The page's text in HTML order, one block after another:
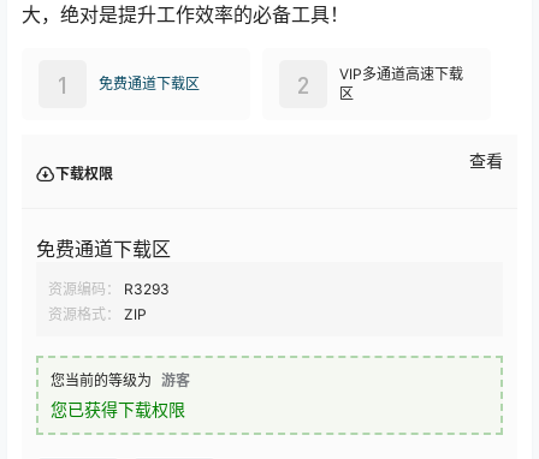
大，绝对是提升工作效率的必备工具！
免费通道下载区
1
VIP多通道高速下载
区
2
下载权限
查看
免费通道下载区
资源编码：
R3293
资源格式：
ZIP
您当前的等级为 游客
您已获得下载权限